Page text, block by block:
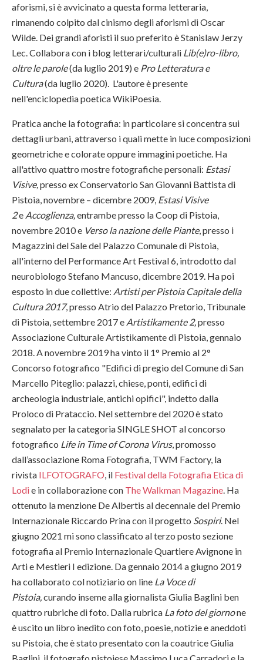
aforismi, si è avvicinato a questa forma letteraria,
rimanendo colpito dal cinismo degli aforismi di Oscar
Wilde. Dei grandi aforisti il suo preferito è Stanislaw Jerzy
Lec. Collabora con i blog letterari/culturali Lib(e)ro-libro,
oltre le parole(da luglio 2019) e Pro Letteratura e
Cultura(da luglio 2020). L'autore è presente
nell'enciclopedia poetica WikiPoesia.
Pratica anche la fotografia: in particolare si concentra sui
dettagli urbani, attraverso i quali mette in luce composizioni
geometriche e colorate oppure immagini poetiche. Ha
all'attivo quattro mostre fotografiche personali: Estasi
Visive, presso ex Conservatorio San Giovanni Battista di
Pistoia, novembre – dicembre 2009, Estasi Visive
2e Accoglienza, entrambe presso la Coop di Pistoia,
novembre 2010 e Verso la nazione delle Piante, presso i
Magazzini del Sale del Palazzo Comunale di Pistoia,
all'interno del Performance Art Festival 6, introdotto dal
neurobiologo Stefano Mancuso, dicembre 2019. Ha poi
esposto in due collettive: Artisti per Pistoia Capitale della
Cultura 2017, presso Atrio del Palazzo Pretorio, Tribunale
di Pistoia, settembre 2017 e Artistikamente 2, presso
Associazione Culturale Artistikamente di Pistoia, gennaio
2018. A novembre 2019 ha vinto il 1° Premio al 2°
Concorso fotografico "Edifici di pregio del Comune di San
Marcello Piteglio: palazzi, chiese, ponti, edifici di
archeologia industriale, antichi opifici", indetto dalla
Proloco di Prataccio. Nel settembre del 2020 è stato
segnalato per la categoria SINGLE SHOT al concorso
fotografico Life in Time of Corona Virus, promosso
dall’associazione Roma Fotografia, TWM Factory, la
rivista ILFOTOGRAFO , il Festival della Fotografia Etica di
Lodie in collaborazione con The Walkman Magazine . Ha
ottenuto la menzione De Albertis al decennale del Premio
Internazionale Riccardo Prina con il progetto Sospiri. Nel
giugno 2021 mi sono classificato al terzo posto sezione
fotografia al Premio Internazionale Quartiere Avignone in
Arti e Mestieri I edizione. Da gennaio 2014 a giugno 2019
ha collaborato col notiziario on line La Voce di
Pistoia, curando inseme alla giornalista Giulia Baglini ben
quattro rubriche di foto. Dalla rubrica La foto del giornone
è uscito un libro inedito con foto, poesie, notizie e aneddoti
su Pistoia, che è stato presentato con la coautrice Giulia
Baglini, il fotografo pistoiese Massimo Luca Carradori e la